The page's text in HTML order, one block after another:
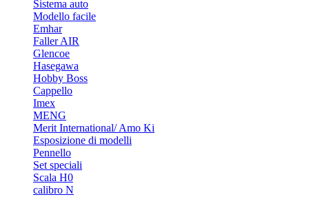
Sistema auto
Modello facile
Emhar
Faller AIR
Glencoe
Hasegawa
Hobby Boss
Cappello
Imex
MENG
Merit International/ Amo Ki
Esposizione di modelli
Pennello
Set speciali
Scala H0
calibro N